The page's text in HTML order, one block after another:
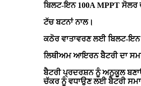
ਬਿਲਟ-ਇਨ 100A MPPT ਸੋਲਰ
ਟੱਚ ਬਟਨਾਂ ਨਾਲ।
ਕਠੋਰ ਵਾਤਾਵਰਣ ਲਈ ਬਿਲਟ-
ਲਿਥੀਅਮ ਆਇਰਨ ਬੈਟਰੀ ਦਾ
ਬੈਟਰੀ ਪ੍ਰਦਰਸ਼ਨ ਨੂੰ ਅਨੁਕੂਲ
ਚੱਕਰ ਨੂੰ ਵਧਾਉਣ ਲਈ ਬੈਟਰੀ